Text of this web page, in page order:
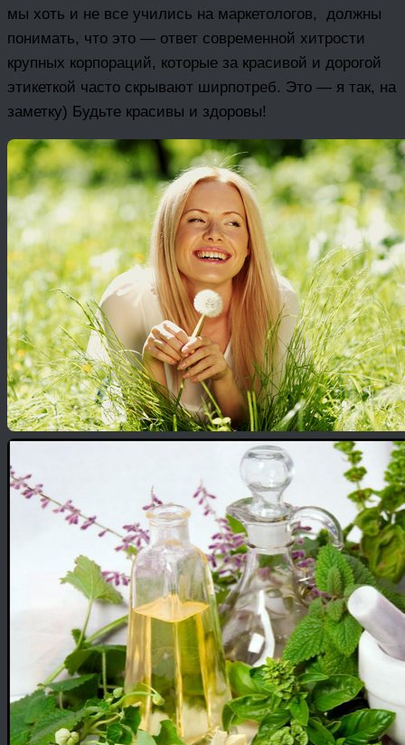
мы хоть и не все учились на маркетологов, должны
понимать, что это — ответ современной хитрости
крупных корпораций, которые за красивой и дорогой
этикеткой часто скрывают ширпотреб. Это — я так, на
заметку) Будьте красивы и здоровы!